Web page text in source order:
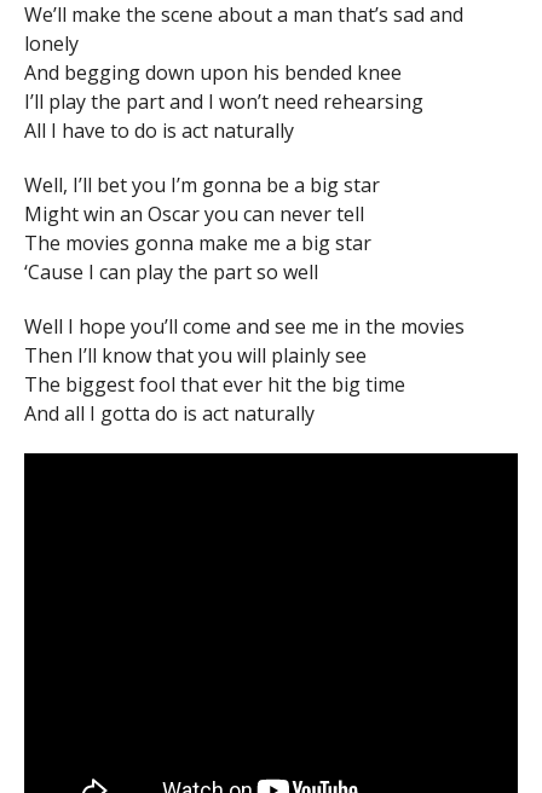
We’ll make the scene about a man that’s sad and
lonely
And begging down upon his bended knee
I’ll play the part and I won’t need rehearsing
All I have to do is act naturally
Well, I’ll bet you I’m gonna be a big star
Might win an Oscar you can never tell
The movies gonna make me a big star
‘Cause I can play the part so well
Well I hope you’ll come and see me in the movies
Then I’ll know that you will plainly see
The biggest fool that ever hit the big time
And all I gotta do is act naturally